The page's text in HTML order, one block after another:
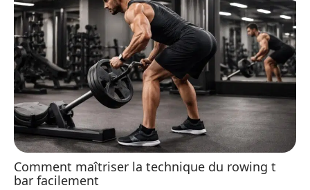
Comment maîtriser la technique du rowing t
bar facilement